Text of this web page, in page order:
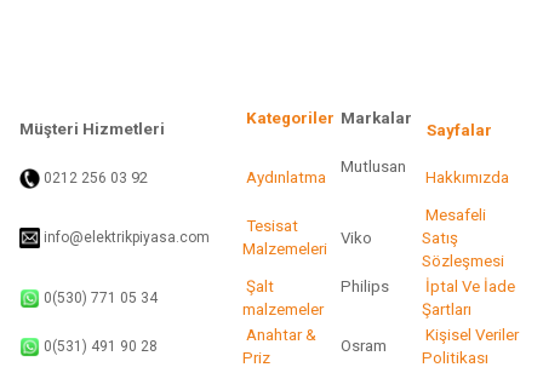
Müşteri Hizmetleri
Kategoriler Markalar
Sayfalar
0212 256 03 92 Aydınlatma
Mutlusan
Hakkımızda
info@elektrikpiyasa.com
Tesisat
Malzemeleri
Viko
Mesafeli
Satış
Sözleşmesi
0(530) 771 05 34
Şalt
malzemeler
Philips
İptal Ve İade
Şartları
0(531) 491 90 28
Anahtar &
Priz
Osram
Kişisel Veriler
Politikası